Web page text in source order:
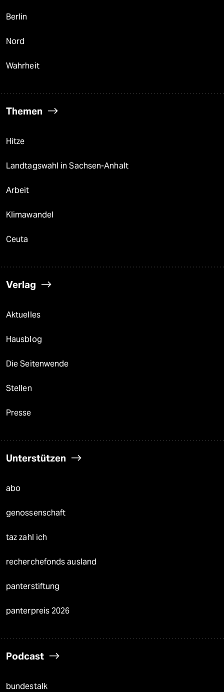
Berlin
Nord
Wahrheit
Themen
Hitze
Landtagswahl in Sachsen-Anhalt
Arbeit
Klimawandel
Ceuta
Verlag
Aktuelles
Hausblog
Die Seitenwende
Stellen
Presse
Unterstützen
abo
genossenschaft
taz zahl ich
recherchefonds ausland
panterstiftung
panterpreis 2026
Podcast
bundestalk